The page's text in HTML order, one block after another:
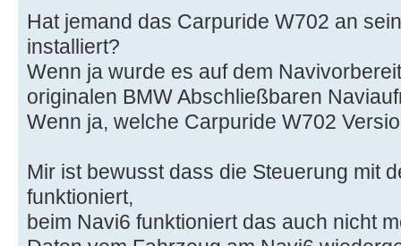
Hat jemand das Carpuride W702 an
installiert?
Wenn ja wurde es auf dem
originalen BMW Abschließbaren
Wenn ja, welche Carpuride W702
Mir ist bewusst dass die Steuerung mit
funktioniert,
beim Navi6 funktioniert das auch nicht